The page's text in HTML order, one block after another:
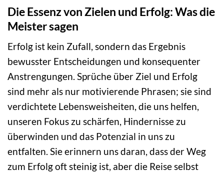
Die Essenz von Zielen und Erfolg: Was die
Meister sagen
Erfolg ist kein Zufall, sondern das Ergebnis
bewusster Entscheidungen und konsequenter
Anstrengungen. Sprüche über Ziel und Erfolg
sind mehr als nur motivierende Phrasen; sie sind
verdichtete Lebensweisheiten, die uns helfen,
unseren Fokus zu schärfen, Hindernisse zu
überwinden und das Potenzial in uns zu
entfalten. Sie erinnern uns daran, dass der Weg
zum Erfolg oft steinig ist, aber die Reise selbst